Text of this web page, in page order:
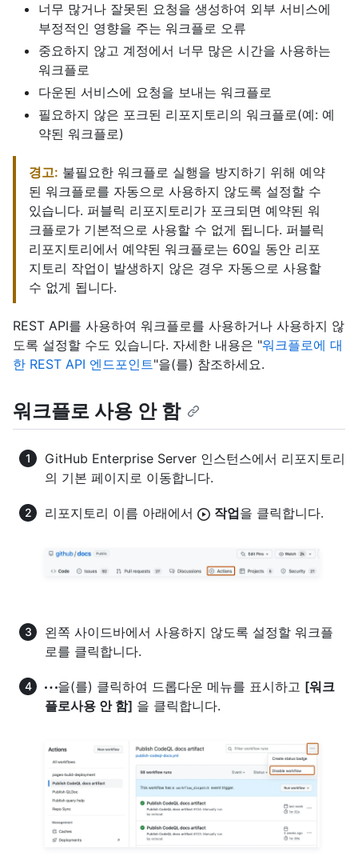
너무 많거나 잘못된 요청을 생성하여 외부 서비스에
부정적인 영향을 주는 워크플로 오류
중요하지 않고 계정에서 너무 많은 시간을 사용하는
워크플로
다운된 서비스에 요청을 보내는 워크플로
필요하지 않은 포크된 리포지토리의 워크플로(예: 예
약된 워크플로)
경고: 불필요한 워크플로 실행을 방지하기 위해 예약
된 워크플로를 자동으로 사용하지 않도록 설정할 수
있습니다. 퍼블릭 리포지토리가 포크되면 예약된 워
크플로가 기본적으로 사용할 수 없게 됩니다. 퍼블릭
리포지토리에서 예약된 워크플로는 60일 동안 리포
지토리 작업이 발생하지 않은 경우 자동으로 사용할
수 없게 됩니다.
REST API를 사용하여 워크플로를 사용하거나 사용하지 않
도록 설정할 수도 있습니다. 자세한 내용은 "워크플로에 대
한 REST API 엔드포인트"을(를) 참조하세요.
워크플로 사용 안 함
GitHub Enterprise Server 인스턴스에서 리포지토리
의 기본 페이지로 이동합니다.
리포지토리 이름 아래에서 작업을 클릭합니다.
왼쪽 사이드바에서 사용하지 않도록 설정할 워크플
로를 클릭합니다.
을(를) 클릭하여 드롭다운 메뉴를 표시하고 [워크
플로사용 안 함] 을 클릭합니다.